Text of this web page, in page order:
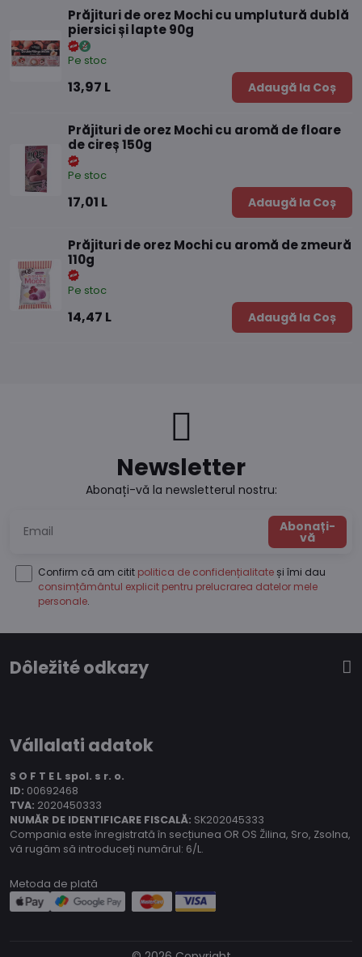
Prăjituri de orez Mochi cu umplutură dublă
piersici și lapte 90g
Pe stoc
13,97 L Adaugă la Coș
Prăjituri de orez Mochi cu aromă de floare
de cireș 150g
Pe stoc
17,01 L Adaugă la Coș
Prăjituri de orez Mochi cu aromă de zmeură
110g
Pe stoc
14,47 L Adaugă la Coș
Newsletter
Abonați-vă la newsletterul nostru:
Abonați-
vă
Confirm că am citit politica de confidențialitate și îmi dau
consimțământul explicit pentru prelucrarea datelor mele
personale.
Dôležité odkazy
Vállalati adatok
S O F T E L spol. s r. o.
ID: 00692468
TVA: 2020450333
NUMĂR DE IDENTIFICARE FISCALĂ: SK202045333
Compania este înregistrată în secțiunea OR OS Žilina, Sro, Zsolna,
vă rugăm să introduceți numărul: 6/L.
Metoda de plată